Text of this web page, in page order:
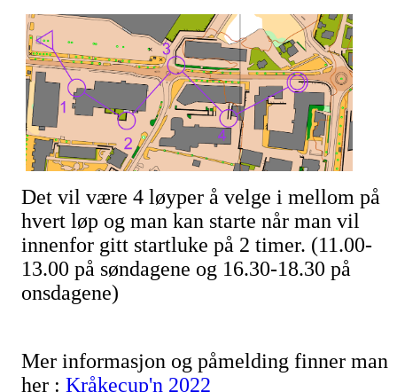
Det vil være 4 løyper å velge i mellom på
hvert løp og man kan starte når man vil
innenfor gitt startluke på 2 timer. (11.00-
13.00 på søndagene og 16.30-18.30 på
onsdagene)
Mer informasjon og påmelding finner man
her : Kråkecup'n 2022